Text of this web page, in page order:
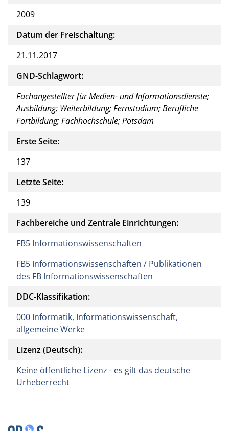
2009
Datum der Freischaltung:
21.11.2017
GND-Schlagwort:
Fachangestellter für Medien- und Informationsdienste;
Ausbildung; Weiterbildung; Fernstudium; Berufliche
Fortbildung; Fachhochschule; Potsdam
Erste Seite:
137
Letzte Seite:
139
Fachbereiche und Zentrale Einrichtungen:
FB5 Informationswissenschaften
FB5 Informationswissenschaften / Publikationen
des FB Informationswissenschaften
DDC-Klassifikation:
000 Informatik, Informationswissenschaft,
allgemeine Werke
Lizenz (Deutsch):
Keine öffentliche Lizenz - es gilt das deutsche
Urheberrecht